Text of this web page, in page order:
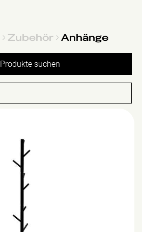
Zubehör Anhänge